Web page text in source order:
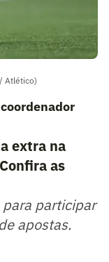
Atlético)
extra na
as
para participar
apostas.